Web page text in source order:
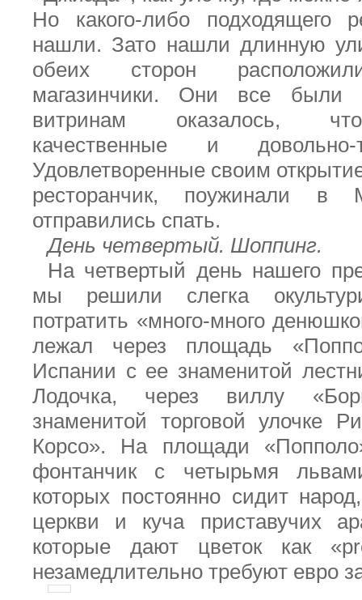
Но какого-либо подходящего
нашли. Зато нашли длинную
обеих сторон
магазинчики. Они все были
витринам оказалось,
качественные и
Удовлетворенные своим
ресторанчик, поужинали в
отправились спать.
День четвертый. Шоппинг.
На четвертый день нашего
мы решили слегка
потратить «много-много
лежал через площадь
Испании с ее знаменитой
Лодочка, через виллу
знаменитой торговой улочке
Корсо». На площади
фонтанчик с четырьмя
которых постоянно сидит
церкви и куча приставучих
которые дают цветок как «
незамедлительно требуют евро